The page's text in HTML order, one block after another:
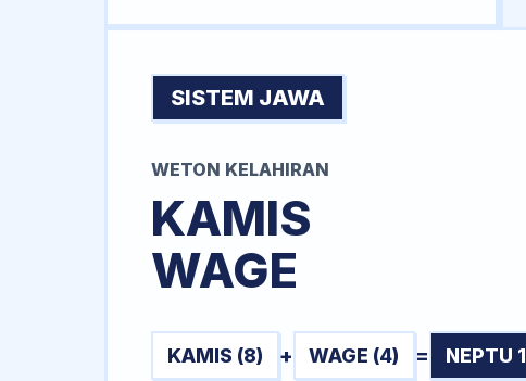
SISTEM JAWA
WETON KELAHIRAN
KAMIS
WAGE
KAMIS (8) + WAGE (4) = NEPTU